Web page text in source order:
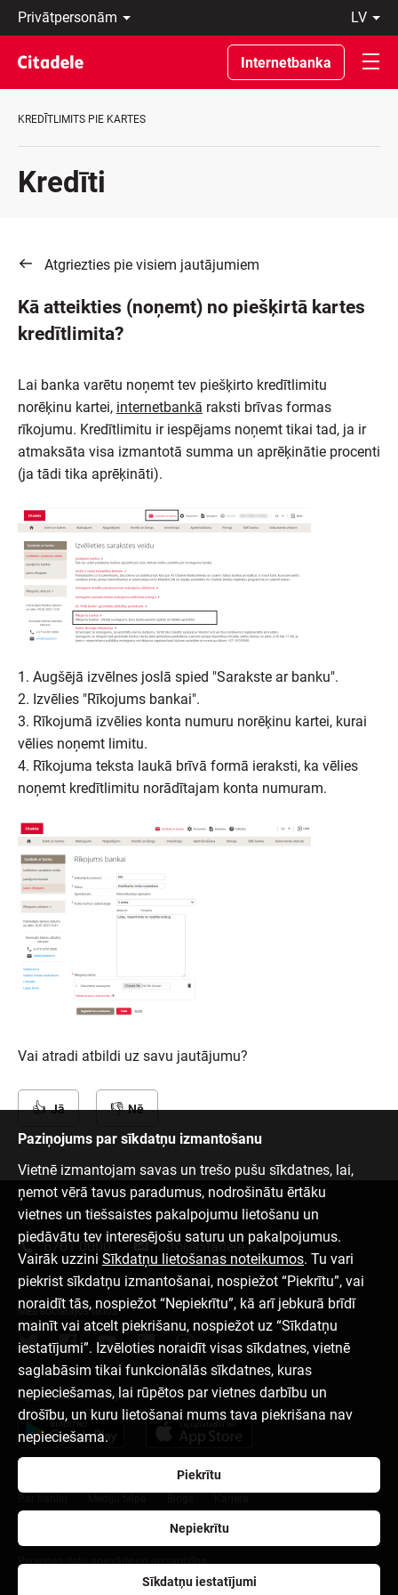
Privātpersonām
Uzņēmumiem
Private
Banking
Par
C
lv
Latviski
По-
русски
In
Internetbanka
KREDĪTLIMITS PIE KARTES
Kredīti
Atgriezties pie visiem jautājumiem
Kā atteikties (noņemt) no piešķirtā kartes
kredītlimita?
Lai banka varētu noņemt tev piešķirto kredītlimitu
norēķinu kartei, internetbankā raksti brīvas formas
rīkojumu. Kredītlimitu ir iespējams noņemt tikai tad, ja ir
atmaksāta visa izmantotā summa un aprēķinātie procenti
(ja tādi tika aprēķināti).
1. Augšējā izvēlnes joslā spied "Sarakste ar banku".
2. Izvēlies "Rīkojums bankai".
3. Rīkojumā izvēlies konta numuru norēķinu kartei, kurai
vēlies noņemt limitu.
4. Rīkojuma teksta laukā brīvā formā ieraksti, ka vēlies
noņemt kredītlimitu norādītajam konta numuram.
Vai atradi atbildi uz savu jautājumu?
Jā Nē
Paziņojums par sīkdatņu izmantošanu
Vietnē izmantojam savas un trešo pušu sīkdatnes, lai,
ņemot vērā tavus paradumus, nodrošinātu ērtāku
vietnes un tiešsaistes pakalpojumu lietošanu un
piedāvātu tev interesējošu saturu un pakalpojumus.
Vairāk uzzini Sīkdatņu lietošanas noteikumos. Tu vari
piekrist sīkdatņu izmantošanai, nospiežot “Piekrītu”, vai
noraidīt tās, nospiežot “Nepiekrītu”, kā arī jebkurā brīdī
mainīt vai atcelt piekrišanu, nospiežot uz “Sīkdatņu
iestatījumi”. Izvēloties noraidīt visas sīkdatnes, vietnē
saglabāsim tikai funkcionālās sīkdatnes, kuras
nepieciešamas, lai rūpētos par vietnes darbību un
drošību, un kuru lietošanai mums tava piekrišana nav
nepieciešama.
Piekrītu
Nepiekrītu
Sīkdatņu iestatījumi
Sazinies ar mums
6701 0000 info@citadele.lv
Mēs sociālajos tīklos
Lejupielādēt aplikāciju
Sīkdatņu iestatījumi
Developers Portal (PSD2)